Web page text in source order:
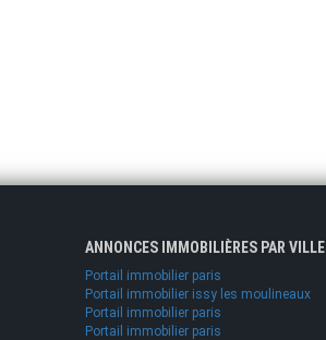
ANNONCES IMMOBILIÈRES PAR VILLE
Portail immobilier paris
Portail immobilier issy les moulineaux
Portail immobilier paris
Portail immobilier paris